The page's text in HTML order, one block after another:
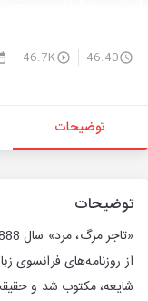
46:40
46.7K
توضیحات
توضیحات
از روزنامه‌های فرانسوی
شایعه، مکتوب شد و